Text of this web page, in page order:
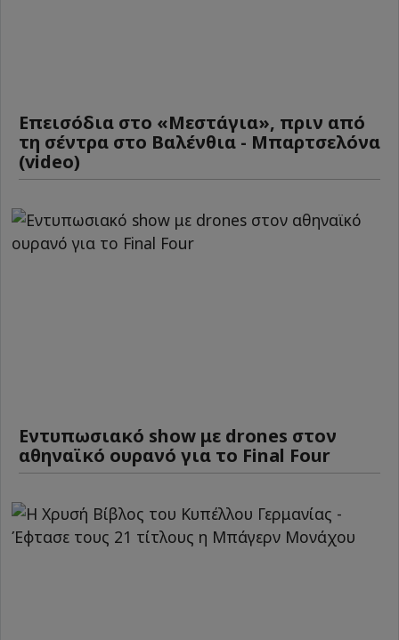
Επεισόδια στο «Μεστάγια», πριν από
τη σέντρα στο Βαλένθια - Μπαρτσελόνα
(video)
Εντυπωσιακό show με drones στον
αθηναϊκό ουρανό για το Final Four